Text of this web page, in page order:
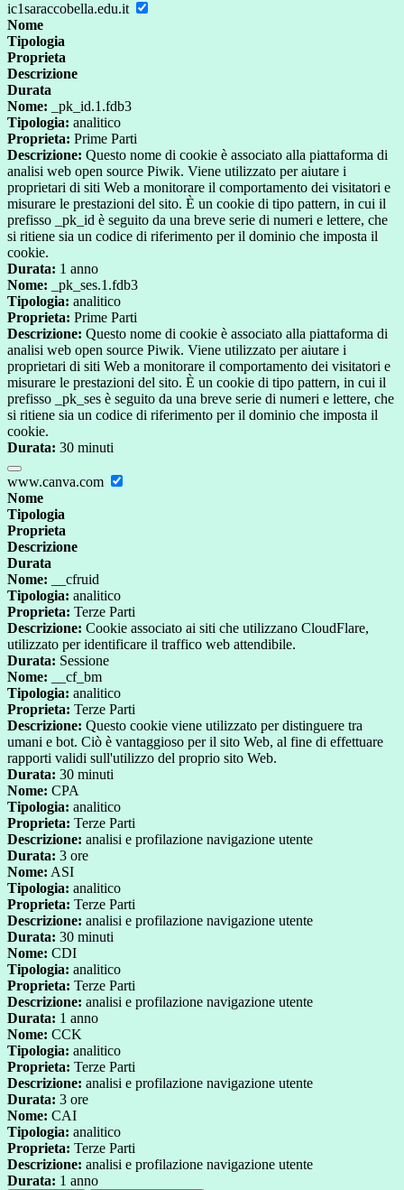
ic1saraccobella.edu.it
Nome
Tipologia
Proprieta
Descrizione
Durata
Nome: _pk_id.1.fdb3
Tipologia: analitico
Proprieta: Prime Parti
Descrizione: Questo nome di cookie è associato alla piattaforma di
analisi web open source Piwik. Viene utilizzato per aiutare i
proprietari di siti Web a monitorare il comportamento dei visitatori e
misurare le prestazioni del sito. È un cookie di tipo pattern, in cui il
prefisso _pk_id è seguito da una breve serie di numeri e lettere, che
si ritiene sia un codice di riferimento per il dominio che imposta il
cookie.
Durata: 1 anno
Nome: _pk_ses.1.fdb3
Tipologia: analitico
Proprieta: Prime Parti
Descrizione: Questo nome di cookie è associato alla piattaforma di
analisi web open source Piwik. Viene utilizzato per aiutare i
proprietari di siti Web a monitorare il comportamento dei visitatori e
misurare le prestazioni del sito. È un cookie di tipo pattern, in cui il
prefisso _pk_ses è seguito da una breve serie di numeri e lettere, che
si ritiene sia un codice di riferimento per il dominio che imposta il
cookie.
Durata: 30 minuti
www.canva.com
Nome
Tipologia
Proprieta
Descrizione
Durata
Nome: __cfruid
Tipologia: analitico
Proprieta: Terze Parti
Descrizione: Cookie associato ai siti che utilizzano CloudFlare,
utilizzato per identificare il traffico web attendibile.
Durata: Sessione
Nome: __cf_bm
Tipologia: analitico
Proprieta: Terze Parti
Descrizione: Questo cookie viene utilizzato per distinguere tra
umani e bot. Ciò è vantaggioso per il sito Web, al fine di effettuare
rapporti validi sull'utilizzo del proprio sito Web.
Durata: 30 minuti
Nome: CPA
Tipologia: analitico
Proprieta: Terze Parti
Descrizione: analisi e profilazione navigazione utente
Durata: 3 ore
Nome: ASI
Tipologia: analitico
Proprieta: Terze Parti
Descrizione: analisi e profilazione navigazione utente
Durata: 30 minuti
Nome: CDI
Tipologia: analitico
Proprieta: Terze Parti
Descrizione: analisi e profilazione navigazione utente
Durata: 1 anno
Nome: CCK
Tipologia: analitico
Proprieta: Terze Parti
Descrizione: analisi e profilazione navigazione utente
Durata: 3 ore
Nome: CAI
Tipologia: analitico
Proprieta: Terze Parti
Descrizione: analisi e profilazione navigazione utente
Durata: 1 anno